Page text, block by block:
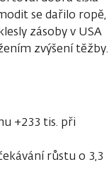
se dařilo ropě,
zásoby v USA
zvýšení těžby.
+233 tis. při
růstu o 3,3